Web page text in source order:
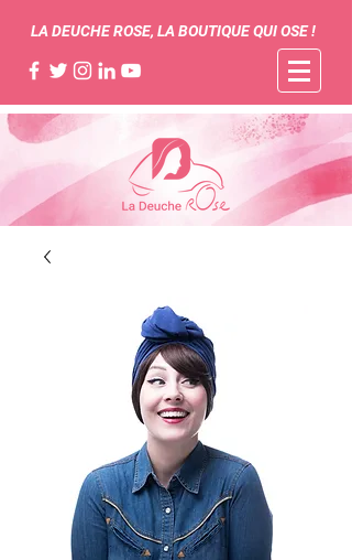
LA DEUCHE ROSE, LA BOUTIQUE QUI OSE !